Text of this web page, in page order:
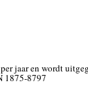
jaar en wordt
1875-8797